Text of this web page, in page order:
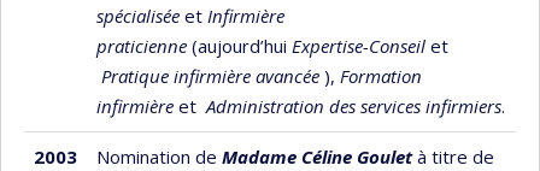
spécialisée et Infirmière
praticienne (aujourd’hui Expertise-Conseil et
Pratique infirmière avancée ), Formation
infirmière etAdministration des services infirmiers.
2003 Nomination de Madame Céline Gouletà titre de